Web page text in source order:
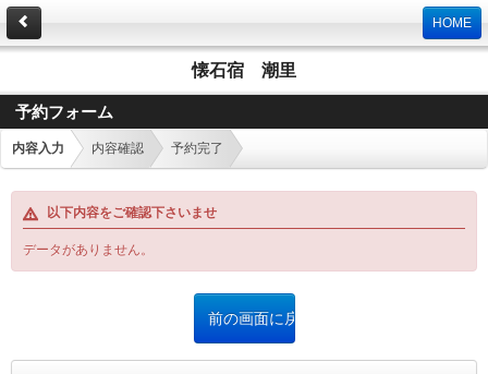
HOME
懐石宿 潮里
予約フォーム
内容入力 内容確認 予約完了
以下内容をご確認下さいませ
データがありません。